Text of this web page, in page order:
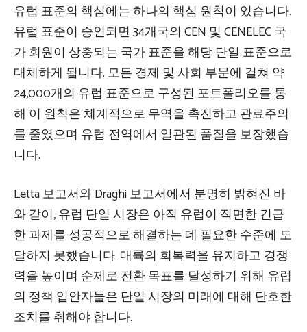
유럽 ​​표준의 핵심에는 하나의 핵심 원칙이 있습니다.
유럽 표준이 승인되면 34개국의 CEN 및 CENELEC 국
가 회원이 상충되는 국가 표준을 해당 단일 표준으로
대체하게 됩니다. 모든 경제 및 사회 부문에 걸쳐 약
24,000개의 유럽 표준으로 구성된 포트폴리오를 통
해 이 원칙은 체계적으로 무역을 촉진하고 관료주의
를 줄였으며 유럽 전역에서 일관된 품질을 보장했습
니다.
Letta 보고서와 Draghi 보고서에서 분명히 밝혀진 바
와 같이, 유럽 단일 시장은 아직 유럽이 직면한 긴급
한 과제를 성공적으로 해결하는 데 필요한 수준에 도
달하지 못했습니다. 대륙의 회복력을 유지하고 경쟁
력을 높이며 순제로 전환 목표를 달성하기 위해 유럽
의 정책 입안자들은 단일 시장의 미래에 대해 단호한
조치를 취해야 합니다.